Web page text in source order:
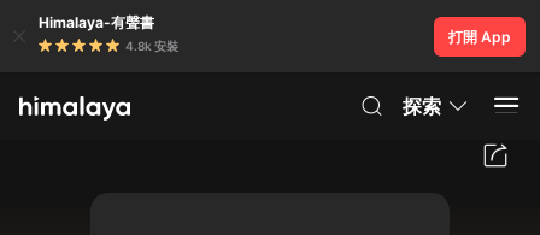
Himalaya-有聲書
4.8k 安裝
打開 App
探索